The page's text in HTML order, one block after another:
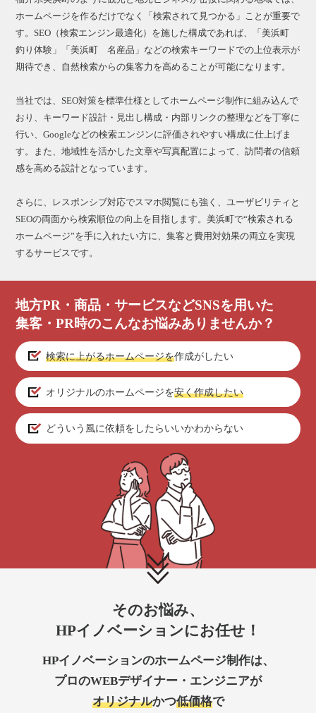
ホームページを作るだけでなく「検索されて見つかる」ことが重要で
す。SEO（検索エンジン最適化）を施した構成であれば、「美浜町
釣り体験」「美浜町 名産品」などの検索キーワードでの上位表示が
期待でき、自然検索からの集客力を高めることが可能になります。
当社では、SEO対策を標準仕様としてホームページ制作に組み込んで
おり、キーワード設計・見出し構成・内部リンクの整理などを丁寧に
行い、Googleなどの検索エンジンに評価されやすい構成に仕上げま
す。また、地域性を活かした文章や写真配置によって、訪問者の信頼
感を高める設計となっています。
さらに、レスポンシブ対応でスマホ閲覧にも強く、ユーザビリティと
SEOの両面から検索順位の向上を目指します。美浜町で“検索される
ホームページ”を手に入れたい方に、集客と費用対効果の両立を実現
するサービスです。
地方PR・商品・サービスなどSNSを用いた
集客・PR時のこんなお悩みありませんか？
検索に上がるホームページを作成がしたい
オリジナルのホームページを安く作成したい
どういう風に依頼をしたらいいかわからない
そのお悩み、
HPイノベーションにお任せ！
HPイノベーションのホームページ制作は、
プロのWEBデザイナー・エンジニアが
オリジナルかつ低価格で